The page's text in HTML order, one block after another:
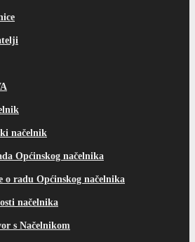
načelnik
Općinskog načelnika
o radu Općinskog načelnika
načelnika
s Načelnikom